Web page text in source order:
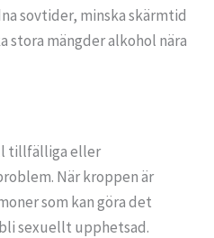
sovtider, minska skärmtid
stora mängder alkohol nära
tillfälliga eller
När kroppen är
som kan göra det
sexuellt upphetsad.